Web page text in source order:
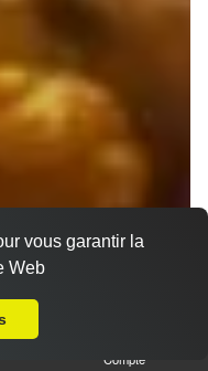
Compte
vous garantir la
Web